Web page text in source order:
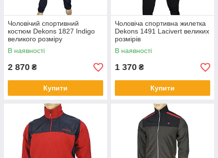
Чоловічий спортивний
костюм Dekons 1827 Indigo
великого розміру
В наявності
2 870 ₴
Купити
Чоловіча спортивна жилетка
Dekons 1491 Lacivert великих
розмірів
В наявності
1 370 ₴
Купити